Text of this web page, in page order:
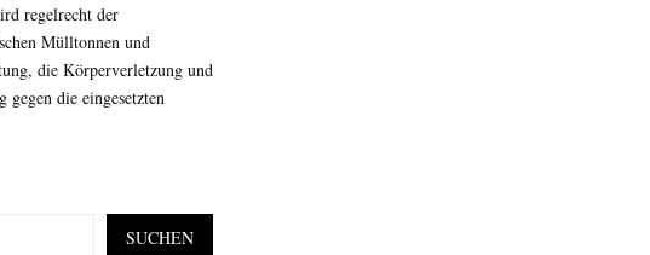
regelrecht der
Mülltonnen und
die Körperverletzung und
gegen die eingesetzten
SUCHEN